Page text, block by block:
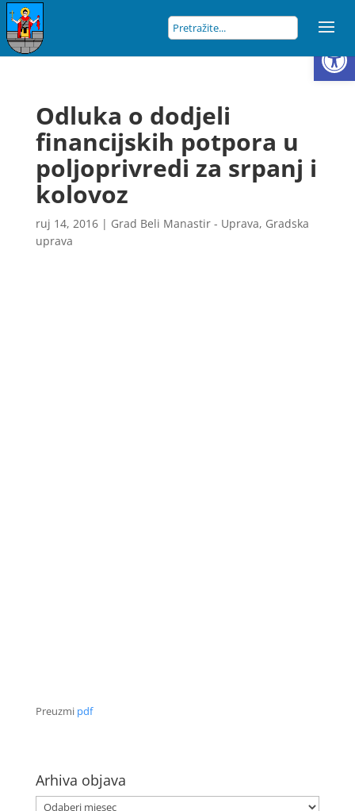
Odluka o dodjeli
financijskih potpora u
poljoprivredi za srpanj i
kolovoz
ruj 14, 2016| Grad Beli Manastir - Uprava, Gradska
uprava
Preuzmi pdf
Arhiva objava